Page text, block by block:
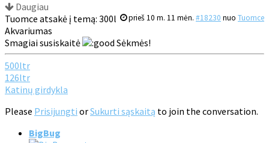
Daugiau
prieš 10 m. 11 mėn. #18230 nuo Tuomce
Tuomce atsakė į temą: 300l
Akvariumas
Smagiai susiskaitė
Sėkmės!
500ltr
126ltr
Katinų girdykla
Please Prisijungti orSukurti sąskaitą to join the conversation.
BigBug